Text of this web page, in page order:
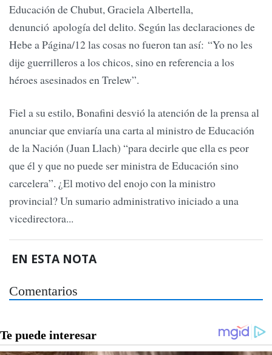
Educación de Chubut, Graciela Albertella,
denunció apología del delito. Según las declaraciones de
Hebe a Página/12 las cosas no fueron tan así: “Yo no les
dije guerrilleros a los chicos, sino en referencia a los
héroes asesinados en Trelew”.
Fiel a su estilo, Bonafini desvió la atención de la prensa al
anunciar que enviaría una carta al ministro de Educación
de la Nación (Juan Llach) “para decirle que ella es peor
que él y que no puede ser ministra de Educación sino
carcelera”. ¿El motivo del enojo con la ministro
provincial? Un sumario administrativo iniciado a una
vicedirectora...
EN ESTA NOTA
Comentarios